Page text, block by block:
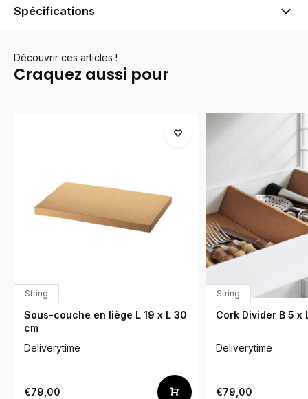
Spécifications
Découvrir ces articles !
Craquez aussi pour
String
Sous-couche en liège L 19 x L 30
cm
Deliverytime
€79,00
String
Cork Divider B 5 x
Deliverytime
€79,00